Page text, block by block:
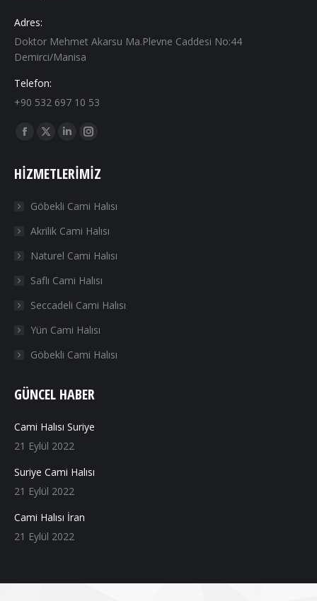
Adres:
Doktor Mehmet Akarsu Ma.Plevne Caddesi No:44
Demirci/Manisa
Telefon:
+90 532 697 10 53
Find us on:
Facebook
opens
new
window
X
opens
new
window
Linkedin
opens
new
window
Instagram
opens
new
window
HIZMETLERIMIZ
Göbekli Cami Halısı
Akrilik Cami Halısı
Naturel Cami Halısı
Saflı Cami Halısı
Seccadeli Cami Halısı
Yün Cami Halısı
Göbekli Cami Halısı
GÜNCEL HABER
Cami Halısı Suriye
21 Eylül 2022
Suriye Cami Halısı
21 Eylül 2022
Cami Halısı İran
21 Eylül 2022